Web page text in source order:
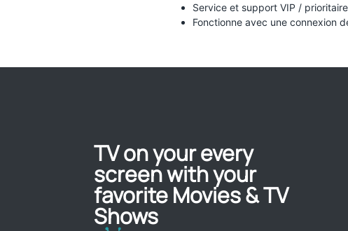
Service et support VIP /
Fonctionne avec une connexion
TV on your every
screen with your
favorite Movies & TV
Shows